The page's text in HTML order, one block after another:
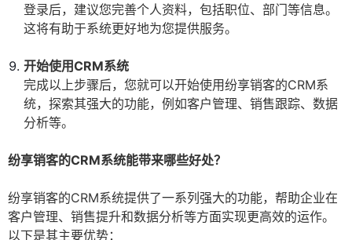
登录后，建议您完善个人资料，包括职位、部门等信息。
这将有助于系统更好地为您提供服务。
开始使用CRM系统
完成以上步骤后，您就可以开始使用纷享销客的CRM系
统，探索其强大的功能，例如客户管理、销售跟踪、数据
分析等。
纷享销客的CRM系统能带来哪些好处？
纷享销客的CRM系统提供了一系列强大的功能，帮助企业在
客户管理、销售提升和数据分析等方面实现更高效的运作。
以下是其主要优势：